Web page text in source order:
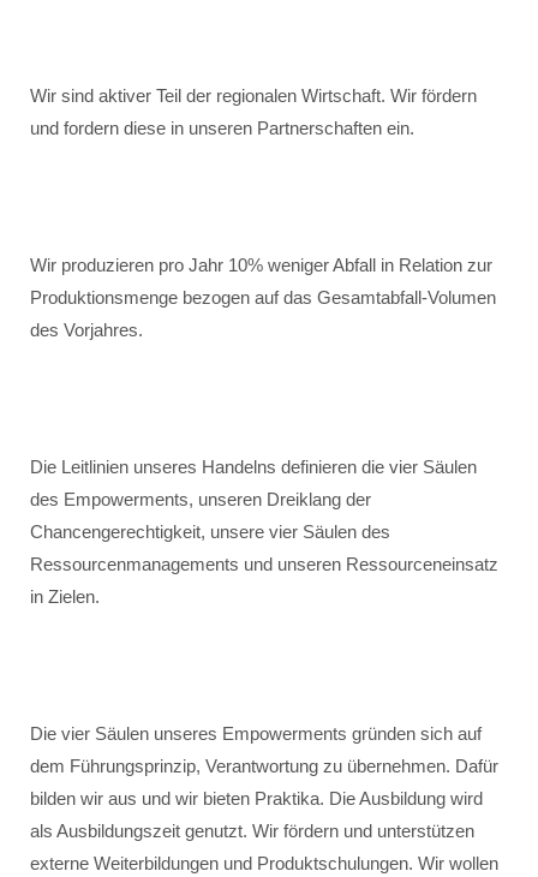
Wir sind aktiver Teil der regionalen Wirtschaft. Wir fördern
und fordern diese in unseren Partnerschaften ein.
Wir produzieren pro Jahr 10% weniger Abfall in Relation zur
Produktionsmenge bezogen auf das Gesamtabfall-Volumen
des Vorjahres.
Die Leitlinien unseres Handelns definieren die vier Säulen
des Empowerments, unseren Dreiklang der
Chancengerechtigkeit, unsere vier Säulen des
Ressourcenmanagements und unseren Ressourceneinsatz
in Zielen.
Die vier Säulen unseres Empowerments gründen sich auf
dem Führungsprinzip, Verantwortung zu übernehmen. Dafür
bilden wir aus und wir bieten Praktika. Die Ausbildung wird
als Ausbildungszeit genutzt. Wir fördern und unterstützen
externe Weiterbildungen und Produktschulungen. Wir wollen